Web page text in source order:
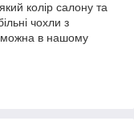
колір салону та
чохли з
можна в нашому